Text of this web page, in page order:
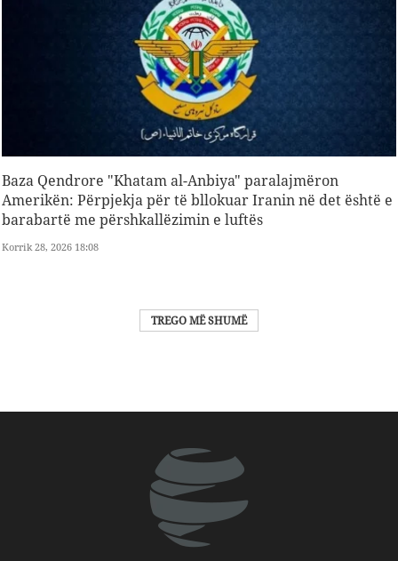
Baza Qendrore "Khatam al-Anbiya" paralajmëron
Amerikën: Përpjekja për të bllokuar Iranin në det është e
barabartë me përshkallëzimin e luftës
Korrik 28, 2026 18:08
TREGO MË SHUMË